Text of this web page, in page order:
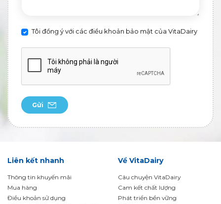
Tôi đồng ý với các điều khoản bảo mật của VitaDairy
Gửi
Liên kết nhanh
Thông tin khuyến mãi
Mua hàng
Điều khoản sử dụng
Về VitaDairy
Câu chuyện VitaDairy
Cam kết chất lượng
Phát triển bền vững